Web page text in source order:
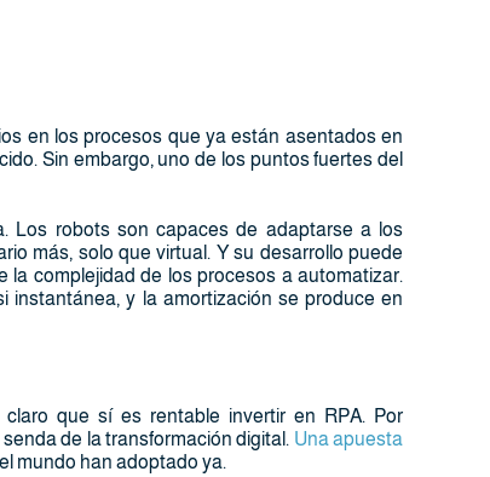
en los procesos que ya están asentados en
Sin embargo, uno de los puntos fuertes del
Los robots son capaces de adaptarse a los
más, solo que virtual. Y su desarrollo puede
complejidad de los procesos a automatizar.
instantánea, y la amortización se produce en
que sí es rentable invertir en RPA. Por
de la transformación digital. Una apuesta
mundo han adoptado ya.